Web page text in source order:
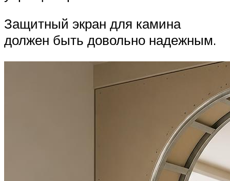
Защитный экран для камина
должен быть довольно надежным.